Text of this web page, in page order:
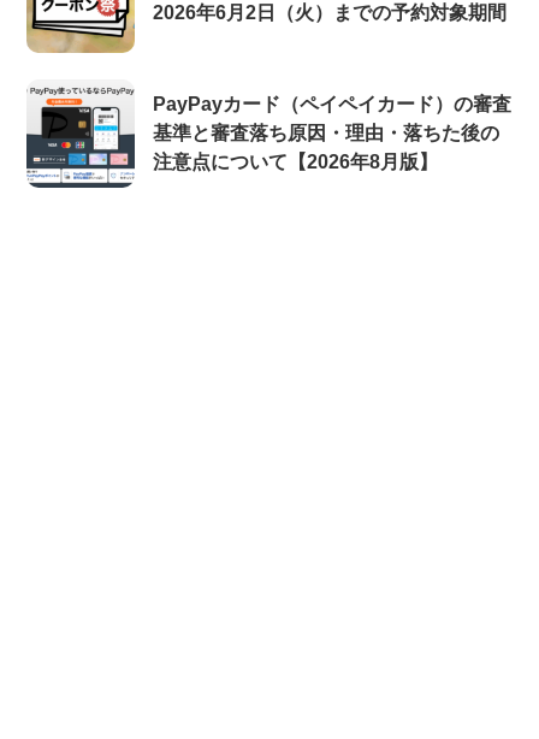
2026年6月2日（火）までの予約対象期間
PayPayカード（ペイペイカード）の審査
基準と審査落ち原因・理由・落ちた後の
注意点について【2026年8月版】